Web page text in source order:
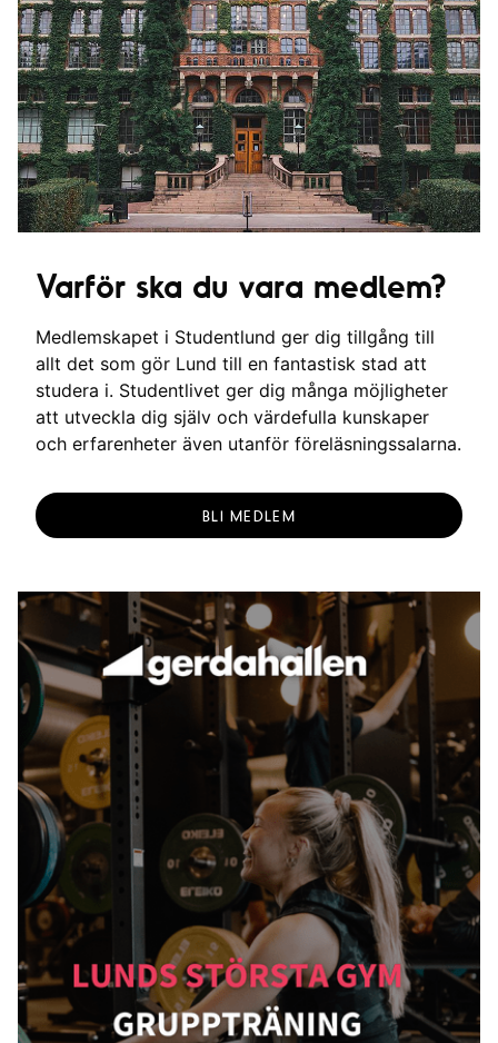
Varför ska du vara medlem?
Medlemskapet i Studentlund ger dig tillgång till
allt det som gör Lund till en fantastisk stad att
studera i. Studentlivet ger dig många möjligheter
att utveckla dig själv och värdefulla kunskaper
och erfarenheter även utanför föreläsningssalarna.
BLI MEDLEM